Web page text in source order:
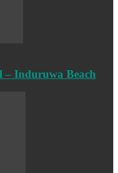
– Induruwa Beach